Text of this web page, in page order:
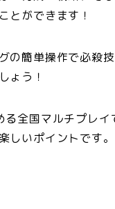
とができます！
の簡単操作で必殺
ょう！
る全国マルチプレイ
しいポイントです。